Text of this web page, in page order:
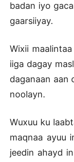
badan iyo
gaarsiiyay.
Wixii
iiga dagay
daganaan aan
noolayn.
Wuxuu ku
maqnaa ayuu
jeedin ahayd